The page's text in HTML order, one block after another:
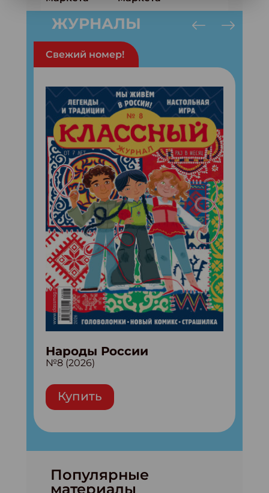
ЖУРНАЛЫ
Свежий номер!
Народы России
№8 (2026)
Купить
Популярные
материалы